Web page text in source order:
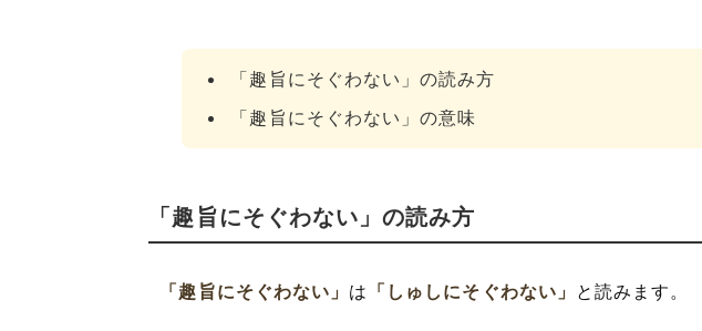
「趣旨にそぐわない」の読み方
「趣旨にそぐわない」の意味
「趣旨にそぐわない」の読み方
「趣旨にそぐわない」 は 「しゅしにそぐわない」 と読みます。